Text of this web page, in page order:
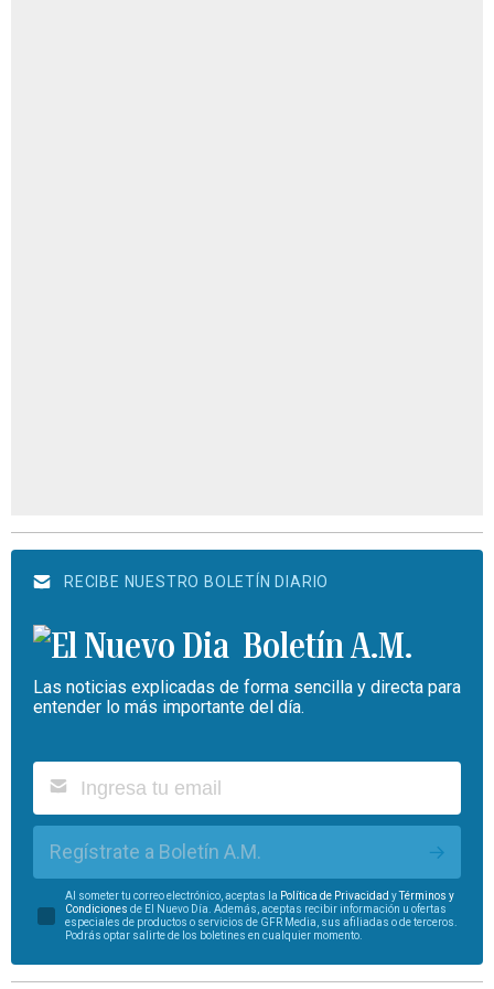
RECIBE NUESTRO BOLETÍN DIARIO
Boletín A.M.
Las noticias explicadas de forma sencilla y directa para
entender lo más importante del día.
Regístrate a Boletín A.M.
Al someter tu correo electrónico, aceptas la Política de Privacidad yTérminos y
Condiciones de El Nuevo Día. Además, aceptas recibir información u ofertas
especiales de productos o servicios de GFR Media, sus afiliadas o de terceros.
Podrás optar salirte de los boletines en cualquier momento.